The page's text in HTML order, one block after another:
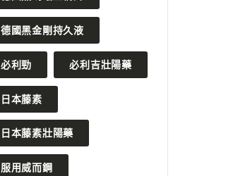
德國黑金剛持久液
必利勁 必利吉壯陽藥
日本藤素
日本藤素壯陽藥
服用威而鋼